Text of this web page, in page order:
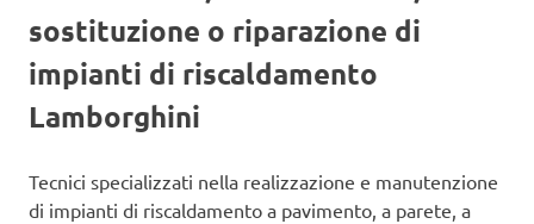
sostituzione o riparazione di
impianti di riscaldamento
Lamborghini
Tecnici specializzati nella realizzazione e manutenzione
di impianti di riscaldamento a pavimento, a parete, a